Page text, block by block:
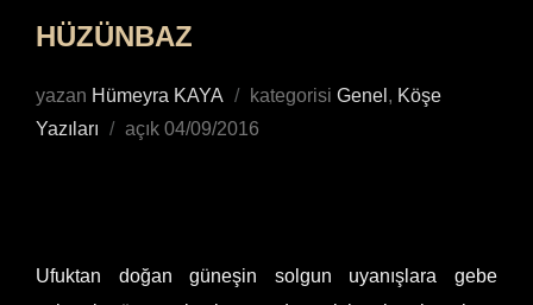
HÜZÜNBAZ
yazan Hümeyra KAYA kategorisi Genel , Köşe
Yazıları
açık 04/09/2016
Ufuktan doğan güneşin solgun uyanışlara gebe